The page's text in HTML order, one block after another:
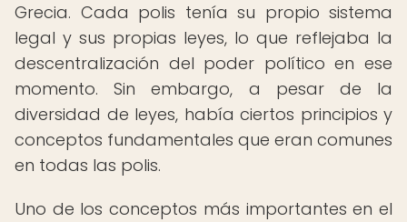
Grecia. Cada polis tenía su propio sistema
legal y sus propias leyes, lo que reflejaba la
descentralización del poder político en ese
momento. Sin embargo, a pesar de la
diversidad de leyes, había ciertos principios y
conceptos fundamentales que eran comunes
en todas las polis.
Uno de los conceptos más importantes en el